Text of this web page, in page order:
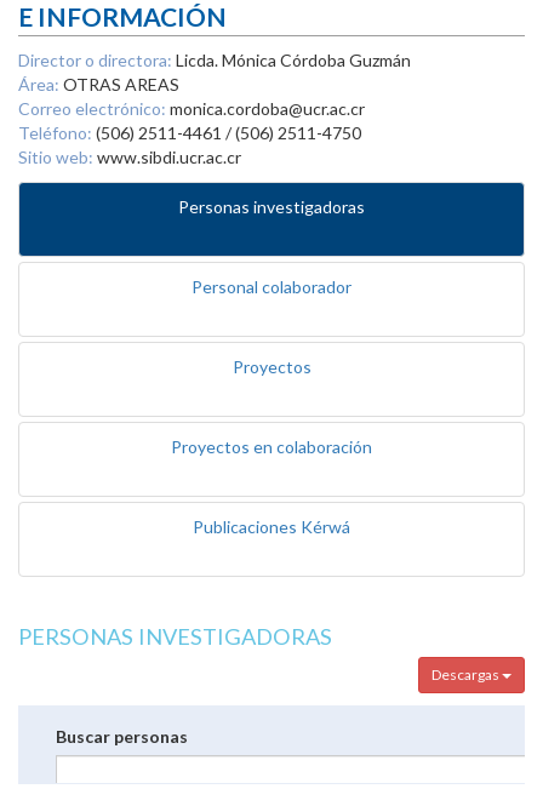
E INFORMACIÓN
Director o directora: Licda. Mónica Córdoba Guzmán
Área: OTRAS AREAS
Correo electrónico: monica.cordoba@ucr.ac.cr
Teléfono: (506) 2511-4461 / (506) 2511-4750
Sitio web: www.sibdi.ucr.ac.cr
Personas investigadoras
Personal colaborador
Proyectos
Proyectos en colaboración
Publicaciones Kérwá
PERSONAS INVESTIGADORAS
Descargas
Buscar personas